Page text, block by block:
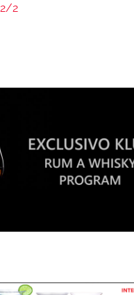
2/2